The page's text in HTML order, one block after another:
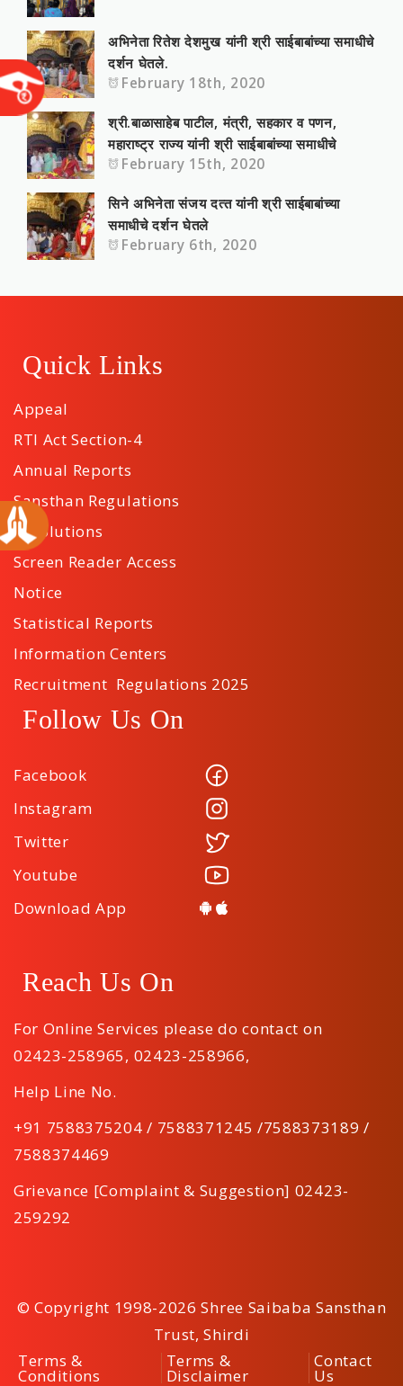
अभिनेता रितेश देशमुख यांनी श्री साईबाबांच्या समाधीचे
दर्शन घेतले.
February 18th, 2020
श्री.बाळासाहे‍ब पाटील, मंत्री, सहकार व पणन,
महाराष्‍ट्र राज्‍य यांनी श्री साईबाबांच्या समाधीचे
February 15th, 2020
सिने अभिनेता संजय दत्‍त यांनी श्री साईबाबांच्या
समाधीचे दर्शन घेतले
February 6th, 2020
Quick Links
Appeal
RTI Act Section-4
Annual Reports
Sansthan Regulations
Resolutions
Screen Reader Access
Notice
Statistical Reports
Information Centers
Recruitment Regulations 2025
Follow Us On
Facebook
Instagram
Twitter
Youtube
Download App
Reach Us On
For Online Services please do contact on
02423-258965, 02423-258966,
Help Line No.
+91 7588375204 / 7588371245 /7588373189 /
7588374469
Grievance [Complaint & Suggestion] 02423-
259292
© Copyright 1998-2026 Shree Saibaba Sansthan
Trust, Shirdi
Terms &
Conditions
Terms &
Disclaimer
Contact
Us